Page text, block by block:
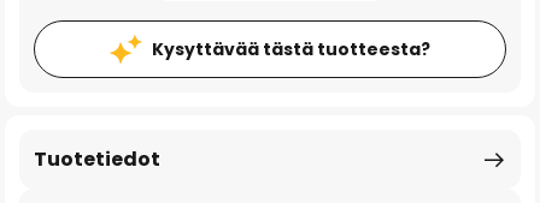
Kysyttävää tästä tuotteesta?
Tuotetiedot